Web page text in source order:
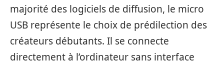
majorité des logiciels de diffusion, le micro
USB représente le choix de prédilection des
créateurs débutants. Il se connecte
directement à l’ordinateur sans interface